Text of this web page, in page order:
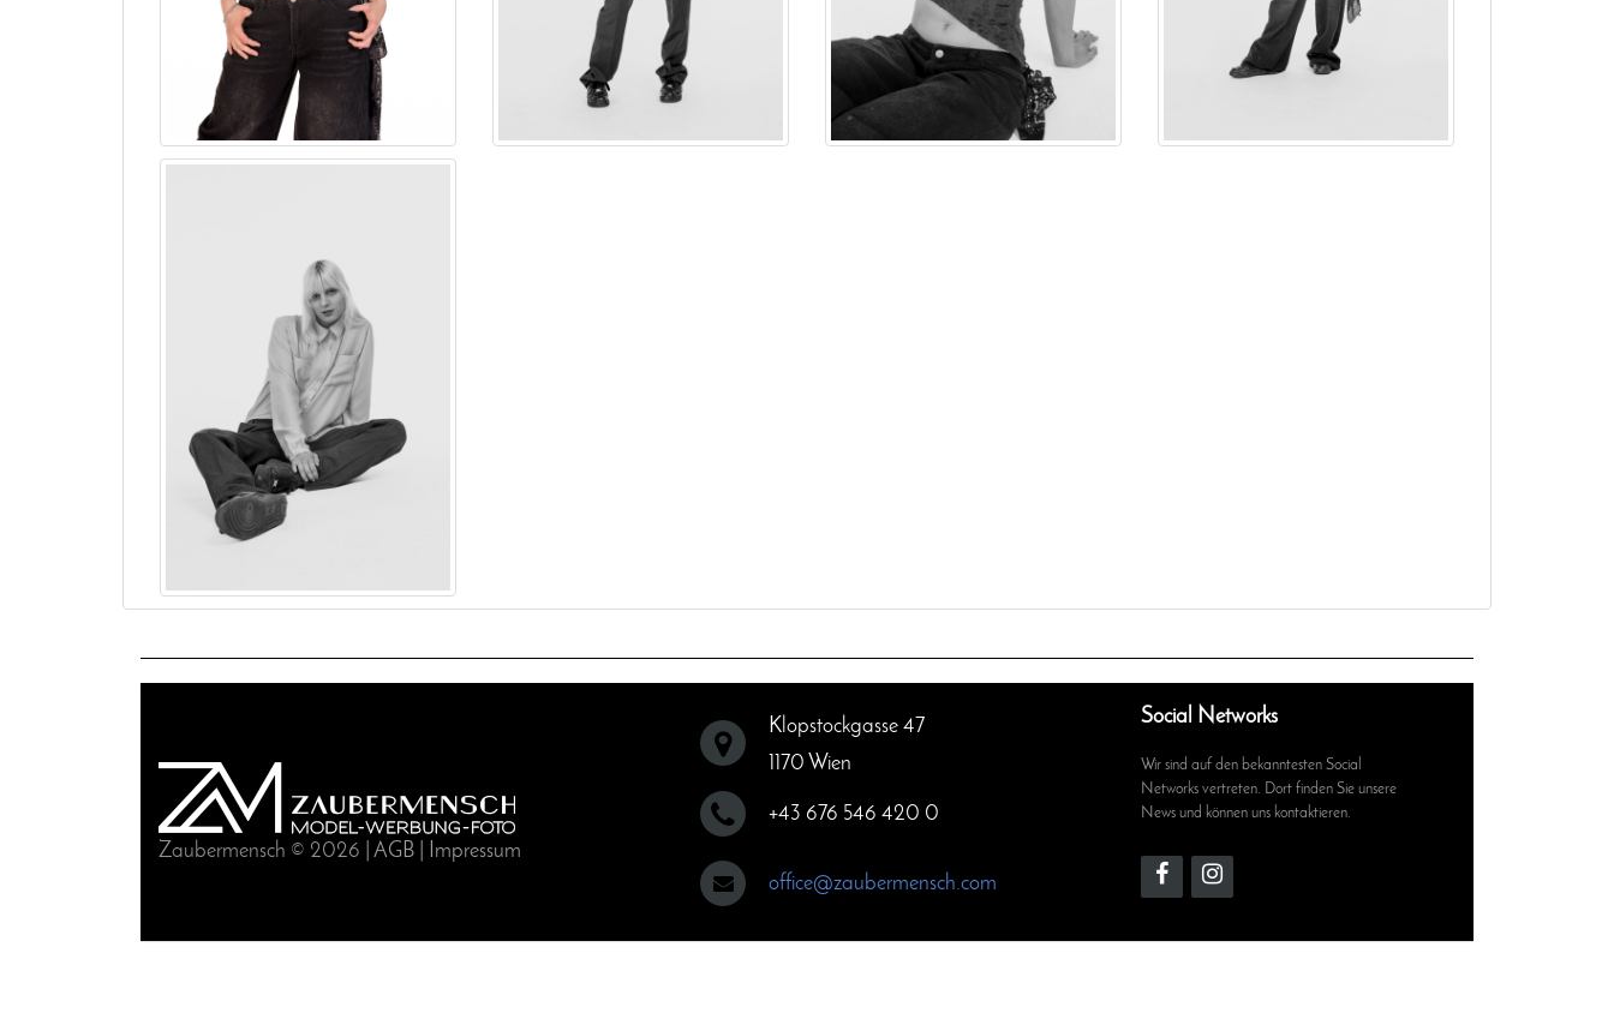
Zaubermensch © 2026 | AGB Impressum
Klopstockgasse 47
1170 Wien
+43 676 546 420 0
office@zaubermensch.com
Social Networks
Wir sind auf den bekanntesten Social
Networks vertreten. Dort finden Sie unsere
News und können uns kontaktieren.